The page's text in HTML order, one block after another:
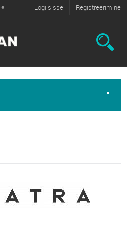
Logi sisse Registreerimine